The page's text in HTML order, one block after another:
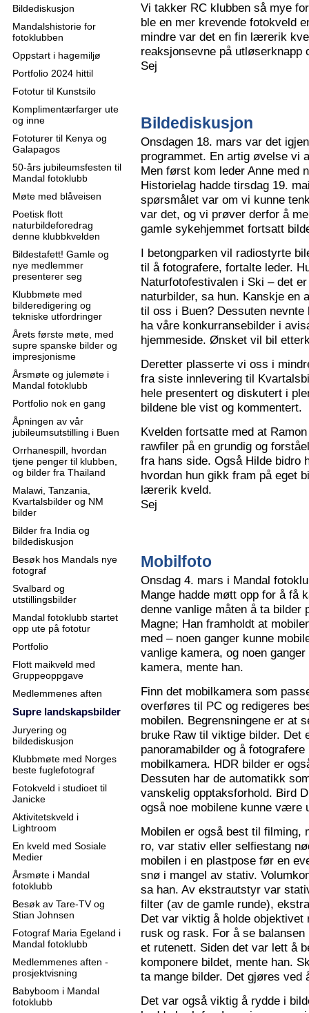
Bildediskusjon
Mandalshistorie for
fotoklubben
Oppstart i hagemiljø
Portfolio 2024 hittil
Fototur til Kunstsilo
Komplimentærfarger ute
og inne
Fototurer til Kenya og
Galapagos
50-års jubileumsfesten til
Mandal fotoklubb
Møte med blåveisen
Poetisk flott
naturbildeforedrag
denne klubbkvelden
Bildestafett! Gamle og
nye medlemmer
presenterer seg
Klubbmøte med
bilderedigering og
tekniske utfordringer
Årets første møte, med
supre spanske bilder og
impresjonisme
Årsmøte og julemøte i
Mandal fotoklubb
Portfolio nok en gang
Åpningen av vår
jubileumsutstilling i Buen
Orrhanespill, hvordan
tjene penger til klubben,
og bilder fra Thailand
Malawi, Tanzania,
Kvartalsbilder og NM
bilder
Bilder fra India og
bildediskusjon
Besøk hos Mandals nye
fotograf
Svalbard og
utstillingsbilder
Mandal fotoklubb startet
opp ute på fototur
Portfolio
Flott maikveld med
Gruppeoppgave
Medlemmenes aften
Supre landskapsbilder
Juryering og
bildediskusjon
Klubbmøte med Norges
beste fuglefotograf
Fotokveld i studioet til
Janicke
Aktivitetskveld i
Lightroom
En kveld med Sosiale
Medier
Årsmøte i Mandal
fotoklubb
Besøk av Tare-TV og
Stian Johnsen
Fotograf Maria Egeland i
Mandal fotoklubb
Medlemmenes aften -
prosjektvisning
Babyboom i Mandal
fotoklubb
Vi takker RC klubben så mye
ble en mer krevende fotokveld
mindre var det en fin lærerik
reaksjonsevne på utløserknapp
Sej
Bildediskusjon
Onsdagen 18. mars var det
programmet. En artig øvelse vi
Men først kom leder Anne med
Historielag hadde tirsdag 19.
spørsmålet var om vi kunne
var det, og vi prøver derfor å
gamle sykehjemmet fortsatt
I betongparken vil radiostyrte
til å fotografere, fortalte leder.
Naturfotofestivalen i Ski – det
naturbilder, sa hun. Kanskje en
til oss i Buen? Dessuten
ha våre konkurransebilder i
hjemmeside. Ønsket vil bil
Deretter plasserte vi oss i
fra siste innlevering til
hele presentert og diskutert i
bildene ble vist og kommentert.
Kvelden fortsatte med at
rawfiler på en grundig og
fra hans side. Også Hilde bidro
hvordan hun gikk fram på eget
lærerik kveld.
Sej
Mobilfoto
Onsdag 4. mars i Mandal
Mange hadde møtt opp for å få
denne vanlige måten å ta bilder
Magne; Han framholdt at
med – noen ganger kunne
vanlige kamera, og noen
kamera, mente han.
Finn det mobilkamera som
overføres til PC og redigeres
mobilen. Begrensningene er at
bruke Raw til viktige bilder. Det
panoramabilder og å
mobilkamera. HDR bilder er
Dessuten har de automatikk
vanskelig opptaksforhold. Bird
også noe mobilene kunne være
Mobilen er også best til filming,
ro, var stativ eller selfiestang
mobilen i en plastpose før en
snø i mangel av stativ.
sa han. Av ekstrautstyr var
filter (av de gamle runde),
Det var viktig å holde
rusk og rask. For å se
et rutenett. Siden det var lett å
komponere bildet, mente han.
ta mange bilder. Det gjøres ved
Det var også viktig å rydde i